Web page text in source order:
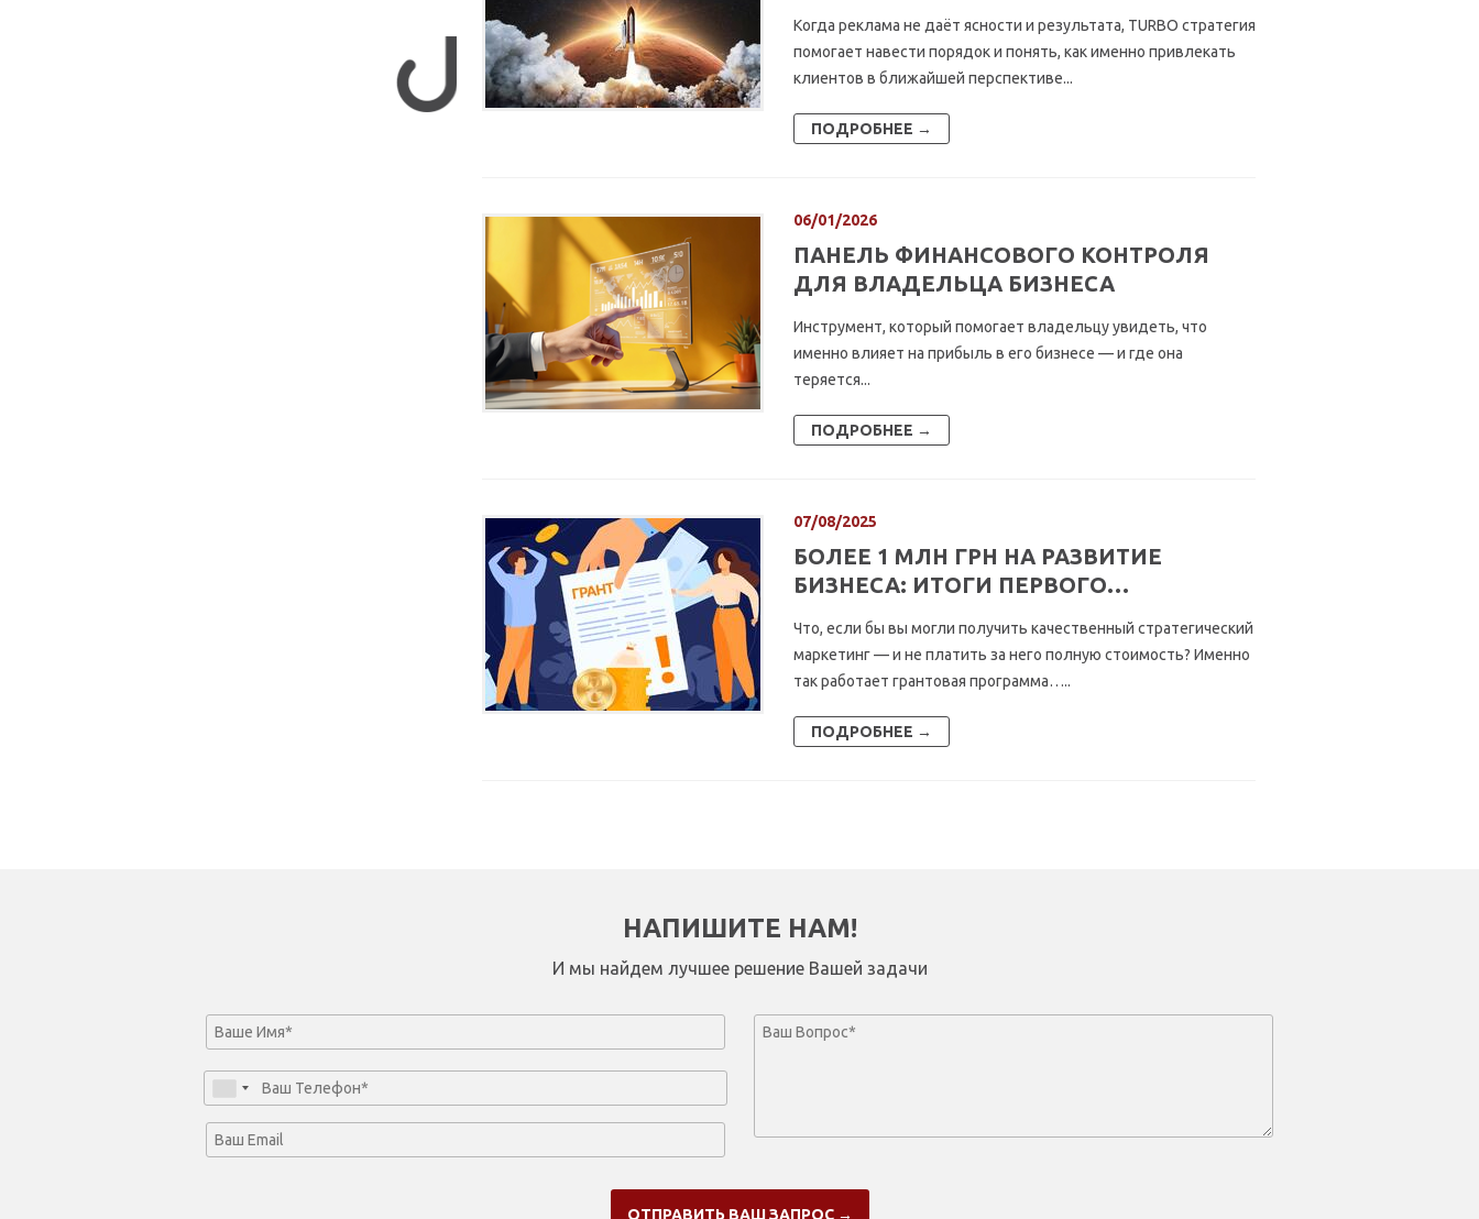
Когда реклама не даёт ясности и результата, TURBO стратегия
помогает навести порядок и понять, как именно привлекать
клиентов в ближайшей перспективе...
ПОДРОБНЕЕ →
06/01/2026
ПАНЕЛЬ ФИНАНСОВОГО КОНТРОЛЯ
ДЛЯ ВЛАДЕЛЬЦА БИЗНЕСА
Инструмент, который помогает владельцу увидеть, что
именно влияет на прибыль в его бизнесе — и где она
теряется...
ПОДРОБНЕЕ →
07/08/2025
БОЛЕЕ 1 МЛН ГРН НА РАЗВИТИЕ
БИЗНЕСА: ИТОГИ ПЕРВОГО…
Что, если бы вы могли получить качественный стратегический
маркетинг — и не платить за него полную стоимость? Именно
так работает грантовая программа…..
ПОДРОБНЕЕ →
НАПИШИТЕ НАМ!
И мы найдем лучшее решение Вашей задачи